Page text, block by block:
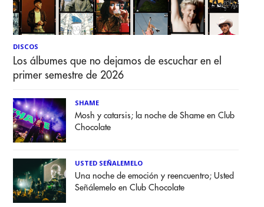
DISCOS
Los álbumes que no dejamos de escuchar en el
primer semestre de 2026
SHAME
Mosh y catarsis; la noche de Shame en Club
Chocolate
USTED SEÑALEMELO
Una noche de emoción y reencuentro; Usted
Señálemelo en Club Chocolate